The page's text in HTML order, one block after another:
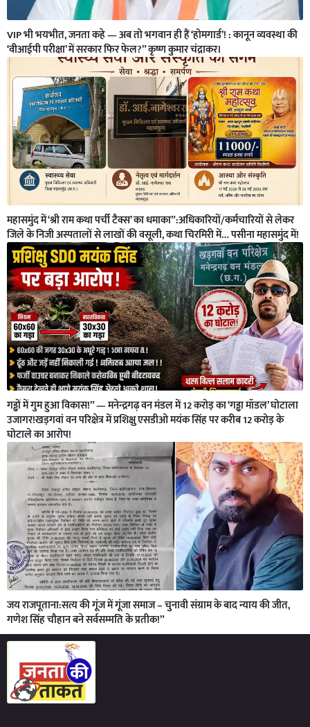
VIP भी भयभीत, जनता कहे — अब तो भगवान ही हैं ‘होमगार्ड’! : कानून व्यवस्था की
‘वीआईपी परीक्षा’ में सरकार फिर फेल?” कृष्ण कुमार चंद्राकर।
महासमुंद में ‘श्री राम कथा पर्ची टैक्स’ का धमाका”:अधिकारियों/कर्मचारियों से लेकर
जिले के निजी अस्पतालों से लाखों की वसूली, कथा चिरमिरी में… पसीना महासमुंद में!
गड्ढों में गुम हुआ विकास!” — मनेन्द्रगढ़ वन मंडल में 12 करोड़ का ‘गड्ढा मॉडल’ घोटाला
उजागर!खड़गवां वन परिक्षेत्र में प्रशिक्षु एसडीओ मयंक सिंह पर करीब 12 करोड़ के
घोटाले का आरोप!
जय राजपूताना:सत्य की गूंज में गूंजा समाज – चुनावी संग्राम के बाद न्याय की जीत,
गणेश सिंह चौहान बने सर्वसम्मति के प्रतीक!”